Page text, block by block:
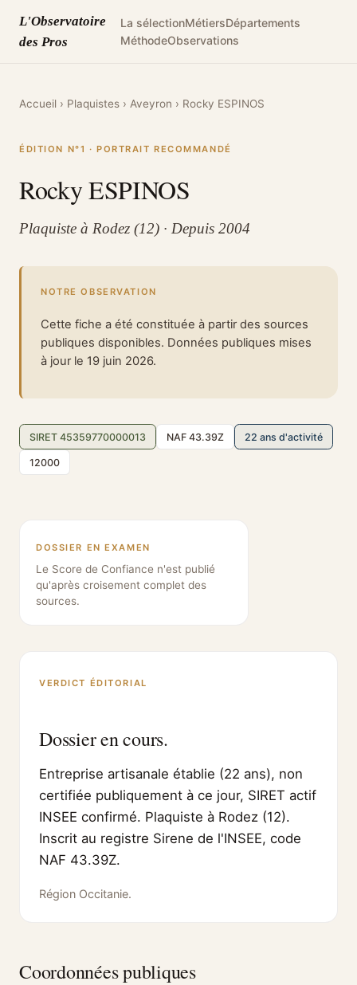
L'Observatoire
des Pros
La sélectionMétiersDépartements
MéthodeObservations
Accueil › Plaquistes › Aveyron › Rocky ESPINOS
ÉDITION N°1 · PORTRAIT RECOMMANDÉ
Rocky ESPINOS
Plaquiste à Rodez (12) · Depuis 2004
NOTRE OBSERVATION
Cette fiche a été constituée à partir des sources
publiques disponibles. Données publiques mises
à jour le 19 juin 2026.
SIRET 45359770000013 NAF 43.39Z 22 ans d'activité
12000
DOSSIER EN EXAMEN
Le Score de Confiance n'est publié
qu'après croisement complet des
sources.
VERDICT ÉDITORIAL
Dossier en cours.
Entreprise artisanale établie (22 ans), non
certifiée publiquement à ce jour, SIRET actif
INSEE confirmé. Plaquiste à Rodez (12).
Inscrit au registre Sirene de l'INSEE, code
NAF 43.39Z.
Région Occitanie.
Coordonnées publiques